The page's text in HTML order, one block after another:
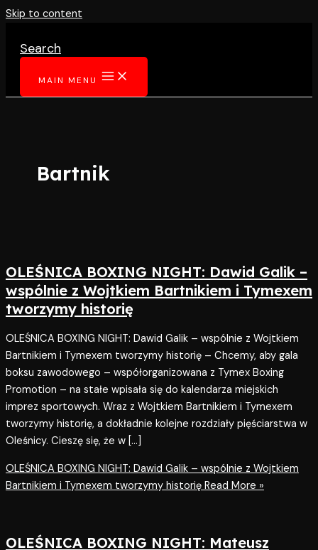
Skip to content
Search
MAIN MENU
Bartnik
OLEŚNICA BOXING NIGHT: Dawid Galik –
wspólnie z Wojtkiem Bartnikiem i Tymexem
tworzymy historię
OLEŚNICA BOXING NIGHT: Dawid Galik – wspólnie z Wojtkiem
Bartnikiem i Tymexem tworzymy historię – Chcemy, aby gala
boksu zawodowego – współorganizowana z Tymex Boxing
Promotion – na stałe wpisała się do kalendarza miejskich
imprez sportowych. Wraz z Wojtkiem Bartnikiem i Tymexem
tworzymy historię, a dokładnie kolejne rozdziały pięściarstwa w
Oleśnicy. Cieszę się, że w […]
OLEŚNICA BOXING NIGHT: Dawid Galik – wspólnie z Wojtkiem
Bartnikiem i Tymexem tworzymy historię Read More »
OLEŚNICA BOXING NIGHT: Mateusz